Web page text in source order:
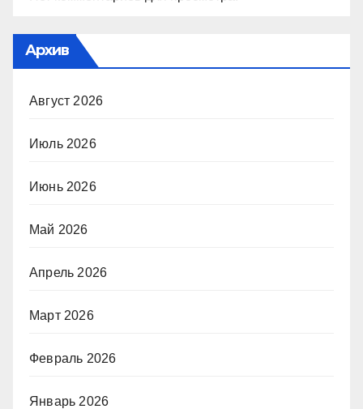
Архив
Август 2026
Июль 2026
Июнь 2026
Май 2026
Апрель 2026
Март 2026
Февраль 2026
Январь 2026